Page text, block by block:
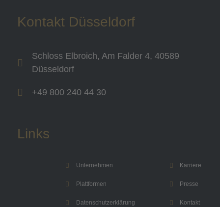
Kontakt Düsseldorf
Schloss Elbroich, Am Falder 4, 40589
Düsseldorf
+49 800 240 44 30
Links
Unternehmen
Plattformen
Datenschutzerklärung
Karriere
Presse
Kontakt